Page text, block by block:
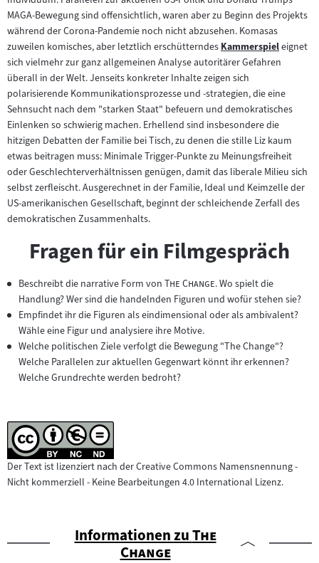
MAGA-Bewegung sind offensichtlich, waren aber zu Beginn des Projekts
während der Corona-Pandemie noch nicht abzusehen. Komasas
zuweilen komisches, aber letztlich erschütterndesZum
Inhalt:
Kammerspieleignet
sich vielmehr zur ganz allgemeinen Analyse autoritärer Gefahren
überall in der Welt. Jenseits konkreter Inhalte zeigen sich
polarisierende Kommunikationsprozesse und -strategien, die eine
Sehnsucht nach dem "starken Staat" befeuern und demokratisches
Einlenken so schwierig machen. Erhellend sind insbesondere die
hitzigen Debatten der Familie bei Tisch, zu denen die stille Liz kaum
etwas beitragen muss: Minimale Trigger-Punkte zu Meinungsfreiheit
oder Geschlechterverhältnissen genügen, damit das liberale Milieu sich
selbst zerfleischt. Ausgerechnet in der Familie, Ideal und Keimzelle der
US-amerikanischen Gesellschaft, beginnt der schleichende Zerfall des
demokratischen Zusammenhalts.
Fragen für ein Filmgespräch
Beschreibt die narrative Form von "
The Change". Wo spielt die
Handlung? Wer sind die handelnden Figuren und wofür stehen sie?
Empfindet ihr die Figuren als eindimensional oder als ambivalent?
Wähle eine Figur und analysiere ihre Motive.
Welche politischen Ziele verfolgt die Bewegung "The Change"?
Welche Parallelen zur aktuellen Gegenwart könnt ihr erkennen?
Welche Grundrechte werden bedroht?
Der Text ist lizenziert nach der Creative Commons Namensnennung -
Nicht kommerziell - Keine Bearbeitungen 4.0 International Lizenz.
Informationen zu"
The
Change"